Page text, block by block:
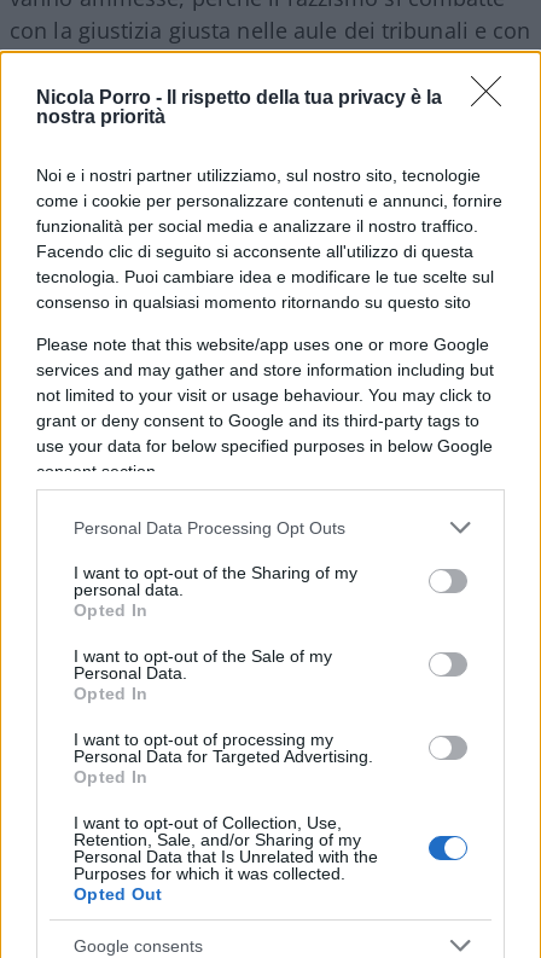
Nicola Porro -
Il rispetto della tua privacy è la
nostra priorità
Noi e i nostri partner utilizziamo, sul nostro sito, tecnologie
come i cookie per personalizzare contenuti e annunci, fornire
funzionalità per social media e analizzare il nostro traffico.
Facendo clic di seguito si acconsente all'utilizzo di questa
tecnologia. Puoi cambiare idea e modificare le tue scelte sul
consenso in qualsiasi momento ritornando su questo sito
Please note that this website/app uses one or more Google
services and may gather and store information including but
not limited to your visit or usage behaviour. You may click to
grant or deny consent to Google and its third-party tags to
use your data for below specified purposes in below Google
consent section.
Personal Data Processing Opt Outs
I want to opt-out of the Sharing of my
personal data.
Opted In
I want to opt-out of the Sale of my
Personal Data.
Opted In
I want to opt-out of processing my
Personal Data for Targeted Advertising.
Opted In
I want to opt-out of Collection, Use,
Retention, Sale, and/or Sharing of my
Personal Data that Is Unrelated with the
Purposes for which it was collected.
Opted Out
Google consents
con la giustizia giusta nelle aule dei tribunali e con
una stretta di mano nella vita di tutti i giorni.
Michael Sfaradi, 6 giugno 2020
#DEREK CHAUVIN
#GEORGE FLOYD
#MINNEAPOLIS
#RAZZISMO #USA
PAGINA
PRECEDENTE Successiva
17
SEDUTE SATIRICHE